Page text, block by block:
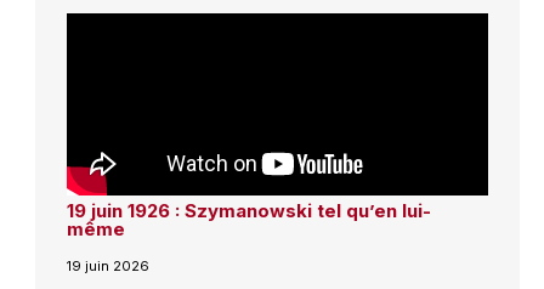
19 juin 1926 : Szymanowski tel qu’en lui-
même
19 juin 2026